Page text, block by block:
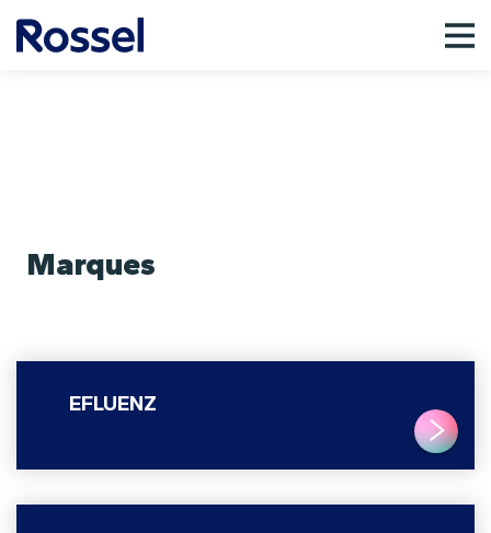
Marques
EFLUENZ